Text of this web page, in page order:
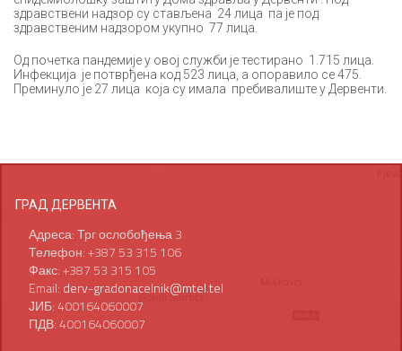
здравствени надзор су стављена 24 лица па је под
здравственим надзором укупно 77 лица.
Од почетка пандемије у овој служби је тестирано 1.715 лица.
Инфекција је потврђена код 523 лица, а опоравило се 475.
Преминуло је 27 лица која су имала пребивалиште у Дервенти.
ГРАД ДЕРВЕНТА
Адреса: Трг ослобођења 3
Телефон: +387 53 315 106
Факс: +387 53 315 105
Email: derv-gradonacelnik@mtel.tel
ЈИБ: 400164060007
ПДВ: 400164060007